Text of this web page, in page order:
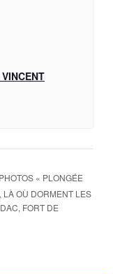
« PLONGÉE
LÀ OÙ DORMENT LES
FORT DE